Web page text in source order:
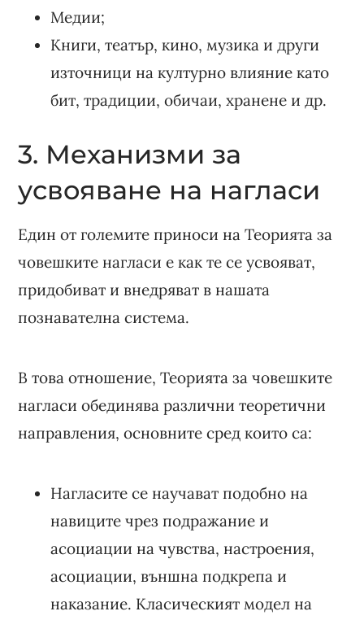
Медии;
Книги, театър, кино, музика и други
източници на културно влияние като
бит, традиции, обичаи, хранене и др.
3. Механизми за
усвояване на нагласи
Един от големите приноси на Теорията за
човешките нагласи е как те се усвояват,
придобиват и внедряват в нашата
познавателна система.
В това отношение, Теорията за човешките
нагласи обединява различни теоретични
направления, основните сред които са:
Нагласите се научават подобно на
навиците чрез подражание и
асоциации на чувства, настроения,
асоциации, външна подкрепа и
наказание. Класическият модел на